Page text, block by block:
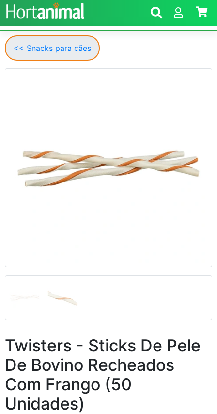
<< Snacks para cães
Twisters - Sticks De Pele
De Bovino Recheados
Com Frango (50
Unidades)